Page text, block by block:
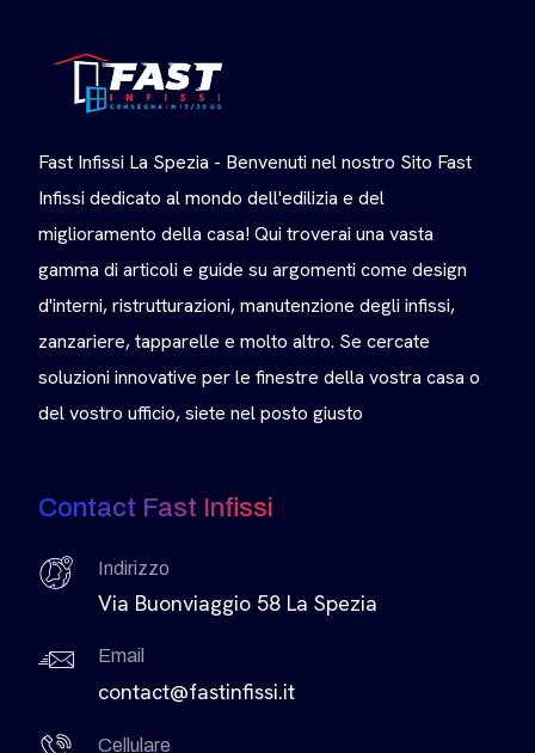
Fast Infissi La Spezia - Benvenuti nel nostro Sito Fast
Infissi dedicato al mondo dell'edilizia e del
miglioramento della casa! Qui troverai una vasta
gamma di articoli e guide su argomenti come design
d'interni, ristrutturazioni, manutenzione degli infissi,
zanzariere, tapparelle e molto altro. Se cercate
soluzioni innovative per le finestre della vostra casa o
del vostro ufficio, siete nel posto giusto
Contact Fast Infissi
Indirizzo
Via Buonviaggio 58 La Spezia
Email
contact@fastinfissi.it
Cellulare